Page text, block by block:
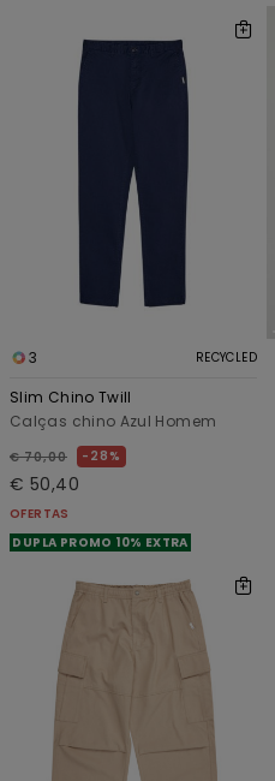
3 RECYCLED
Slim Chino Twill
Calças chino Azul Homem
€ 70,00 28%
€ 50,40
OFERTAS
DUPLA PROMO 10% EXTRA